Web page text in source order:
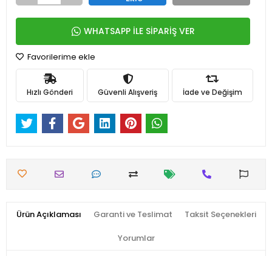
WHATSAPP İLE SİPARİŞ VER
Favorilerime ekle
Hızlı Gönderi Güvenli Alışveriş İade ve Değişim
Ürün Açıklaması Garanti ve Teslimat Taksit Seçenekleri
Yorumlar